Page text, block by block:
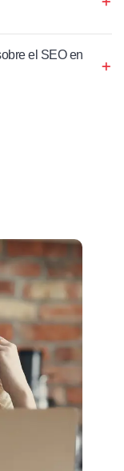
el SEO en